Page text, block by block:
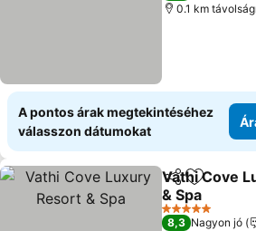
0.1 km
A pontos árak megtekintéséhez
válasszon dátumokat
Megosztás
Vathi Cove
& Spa
Árak
5 Kategória
8,3 Nagyon jó